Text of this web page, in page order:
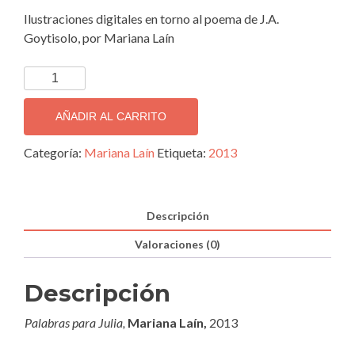
Ilustraciones digitales en torno al poema de J.A.
Goytisolo, por Mariana Laín
Palabras
para
cantidad
AÑADIR AL CARRITO
Categoría: Mariana Laín Etiqueta: 2013
Descripción
Valoraciones (0)
Descripción
Palabras para Julia, Mariana Laín, 2013